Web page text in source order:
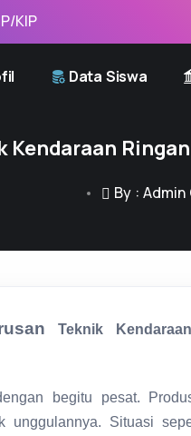
Data Siswa
Kendaraan
By : Admin
Teknik
begitu pesat.
unggulannya. Situasi